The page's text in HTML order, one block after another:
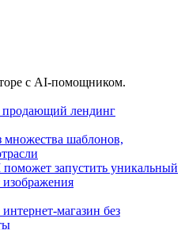
с AI-помощником.
продающий лендинг
множества шаблонов,
поможет запустить уникальный
изображения
магазин без